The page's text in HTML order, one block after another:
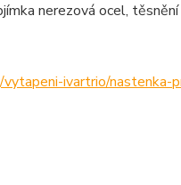
nerezová ocel,
ivartrio/nastenka-